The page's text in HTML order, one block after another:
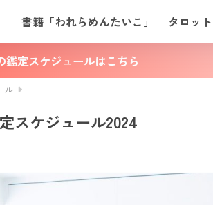
書籍「われらめんたいこ」 タロッ
鑑定スケジュールはこちら
ル
スケジュール2024